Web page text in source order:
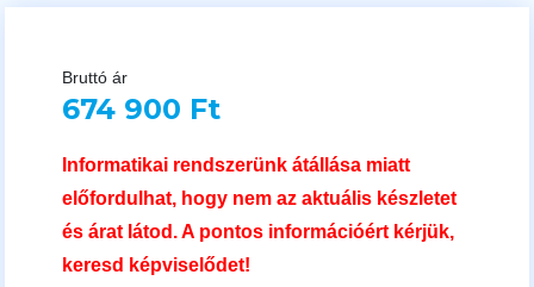
Bruttó ár
674 900 Ft
Informatikai rendszerünk átállása miatt
előfordulhat, hogy nem az aktuális készletet
és árat látod. A pontos információért kérjük,
keresd képviselődet!